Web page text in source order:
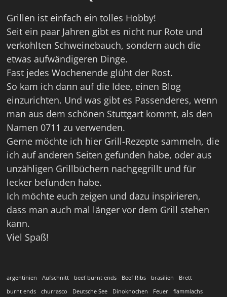
Grillen ist einfach ein tolles Hobby!
Seit ein paar Jahren gibt es nicht nur Rote und
verkohlten Schweinebauch, sondern auch die
etwas aufwändigeren Dinge.
Fast jedes Wochenende glüht der Rost.
So kam ich dann auf die Idee, einen Blog
einzurichten. Und was gibt es Passenderes, wenn
man aus dem schönen Stuttgart kommt, als den
Namen 0711 zu verwenden.
Gerne möchte ich hier Grill-Rezepte sammeln, die
ich auf anderen Seiten gefunden habe, oder aus
unzähligen Grillbüchern nachgegrillt und für
lecker befunden habe.
Ich möchte euch zeigen und dazu inspirieren,
dass man auch mal länger vor dem Grill stehen
kann.
Viel Spaß!
argentinien Aufschnitt beef burnt ends Beef Ribs brasilien
Brett
burnt ends
churrasco Deutsche See Dinoknochen Feuer flammlachs